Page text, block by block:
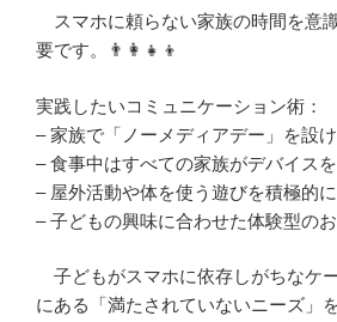
スマホに頼らない家族の時間を意
要です。👨‍👩‍👧‍👦
実践したいコミュニケーション術：
– 家族で「ノーメディアデー」を設
– 食事中はすべての家族がデバイス
– 屋外活動や体を使う遊びを積極的
– 子どもの興味に合わせた体験型の
子どもがスマホに依存しがちなケ
にある「満たされていないニーズ」